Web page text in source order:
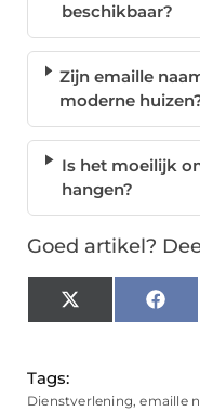
beschikbaar?
Zijn emaille
moderne
Is het moeilijk
hangen?
Goed artikel?
X
(Twitter)
Tags:
Dienstverlening,emaille